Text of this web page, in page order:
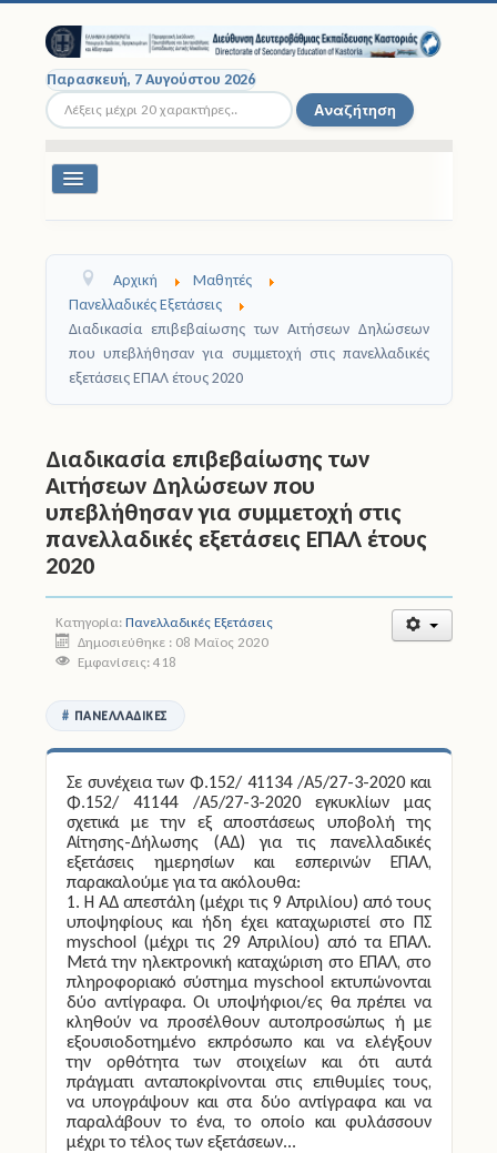
Παρασκευή, 7 Αυγούστου 2026
Αναζήτηση... Αναζήτηση
Εναλλαγή
Σχολικές Μονάδες
Εκπαιδευτικοί
Νομοθεσία
Άδειες
Πολιτική Προστασία
Επικοινωνία
Αρχική
Μαθητές
Πανελλαδικές Εξετάσεις
Διαδικασία επιβεβαίωσης των Αιτήσεων Δηλώσεων
που υπεβλήθησαν για συμμετοχή στις πανελλαδικές
εξετάσεις ΕΠΑΛ έτους 2020
Διαδικασία επιβεβαίωσης των
Αιτήσεων Δηλώσεων που
υπεβλήθησαν για συμμετοχή στις
πανελλαδικές εξετάσεις ΕΠΑΛ έτους
2020
Κατηγορία: Πανελλαδικές Εξετάσεις
Δημοσιεύθηκε : 08 Μαϊος 2020
Εμφανίσεις: 418
ΠΑΝΕΛΛΑΔΙΚΈΣ
Σε συνέχεια των Φ.152/ 41134 /Α5/27-3-2020 και
Φ.152/ 41144 /Α5/27-3-2020 εγκυκλίων μας
σχετικά με την εξ αποστάσεως υποβολή της
Αίτησης-Δήλωσης (ΑΔ) για τις πανελλαδικές
εξετάσεις ημερησίων και εσπερινών ΕΠΑΛ,
παρακαλούμε για τα ακόλουθα:
1. Η ΑΔ απεστάλη (μέχρι τις 9 Απριλίου) από τους
υποψηφίους και ήδη έχει καταχωριστεί στο ΠΣ
myschool (μέχρι τις 29 Απριλίου) από τα ΕΠΑΛ.
Μετά την ηλεκτρονική καταχώριση στο ΕΠΑΛ, στο
πληροφοριακό σύστημα myschool εκτυπώνονται
δύο αντίγραφα. Οι υποψήφιοι/ες θα πρέπει να
κληθούν να προσέλθουν αυτοπροσώπως ή με
εξουσιοδοτημένο εκπρόσωπο και να ελέγξουν
την ορθότητα των στοιχείων και ότι αυτά
πράγματι ανταποκρίνονται στις επιθυμίες τους,
να υπογράψουν και στα δύο αντίγραφα και να
παραλάβουν το ένα, το οποίο και φυλάσσουν
μέχρι το τέλος των εξετάσεων...